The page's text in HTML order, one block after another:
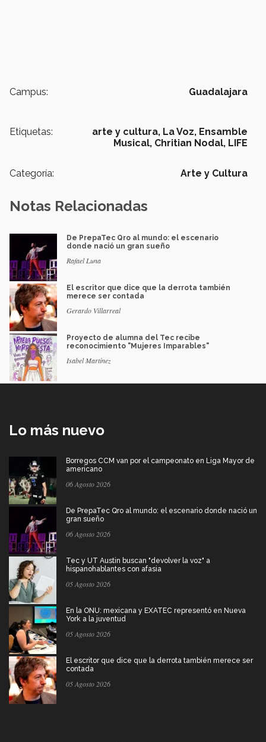
Campus: Guadalajara
Etiquetas: arte y cultura, La Voz, Ensamble
Musical, Chritian Nodal, LIFE
Categoría: Arte y Cultura
Notas Relacionadas
De PrepaTec Qro al mundo: el escenario
donde nació un gran sueño
Rafael Luna
El escritor que dice que la derrota también
merece ser contada
Gerardo Villarreal
Proyecto de alumna del Tec recibe
reconocimiento "Mujeres Imparables"
Isabel Martínez
Lo más nuevo
Borregos CCM van por el campeonato en Liga Mayor de
americano
06 Agosto 2026
De PrepaTec Qro al mundo: el escenario donde nació un
gran sueño
06 Agosto 2026
Tec y UT Austin buscan "devolver la voz" a
hispanohablantes con afasia
05 Agosto 2026
En la ONU: mexicana y EXATEC representó en Nueva
York a la juventud
05 Agosto 2026
El escritor que dice que la derrota también merece ser
contada
05 Agosto 2026